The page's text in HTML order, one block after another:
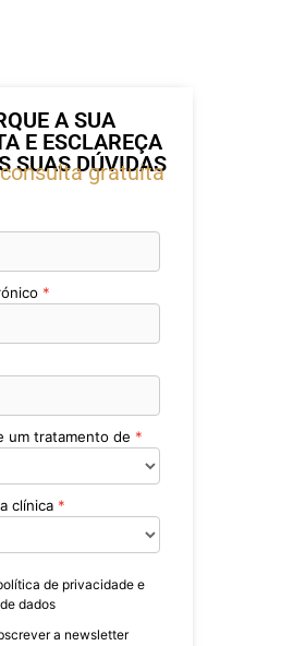
A SUA
E ESCLAREÇA
SUAS DÚVIDAS
gratuita
um tratamento de
clínica
de privacidade e
dados
a newsletter